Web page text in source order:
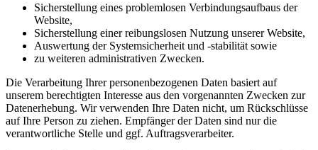
Sicherstellung eines problemlosen Verbindungsaufbaus der
Website,
Sicherstellung einer reibungslosen Nutzung unserer Website,
Auswertung der Systemsicherheit und -stabilität sowie
zu weiteren administrativen Zwecken.
Die Verarbeitung Ihrer personenbezogenen Daten basiert auf
unserem berechtigten Interesse aus den vorgenannten Zwecken zur
Datenerhebung. Wir verwenden Ihre Daten nicht, um Rückschlüsse
auf Ihre Person zu ziehen. Empfänger der Daten sind nur die
verantwortliche Stelle und ggf. Auftragsverarbeiter.